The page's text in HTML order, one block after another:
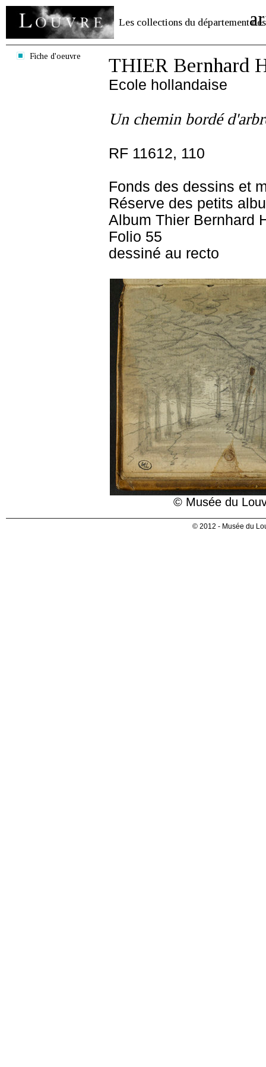
Les collections du département des
Fiche d'oeuvre THIER Bernhard
Ecole hollandaise
Un chemin bordé
RF 11612, 110
Fonds des dessins et
Réserve des petits
Album Thier Bernhard
Folio 55
dessiné au recto
© Musée du
© 2012 - Musée du